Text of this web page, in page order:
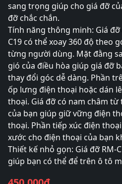
sang trọng giúp cho giá đỡ
đỡ chắc chắn.
Tính năng thông minh: Giá
C19 có thể xoay 360 độ theo
từng người dùng. Mặt đằng
gió của điều hòa giúp giá đỡ
thay đổi góc dễ dàng. Phần
ốp lưng điện thoại hoặc dán
thoại. Giá đỡ có nam châm
của bạn giúp giữ vững điện
thoại. Phần tiếp xúc điện
xước cho điện thoại của bạn
Thiết kế nhỏ gọn: Giá đỡ RM-
giúp bạn có thể để trên ô tô